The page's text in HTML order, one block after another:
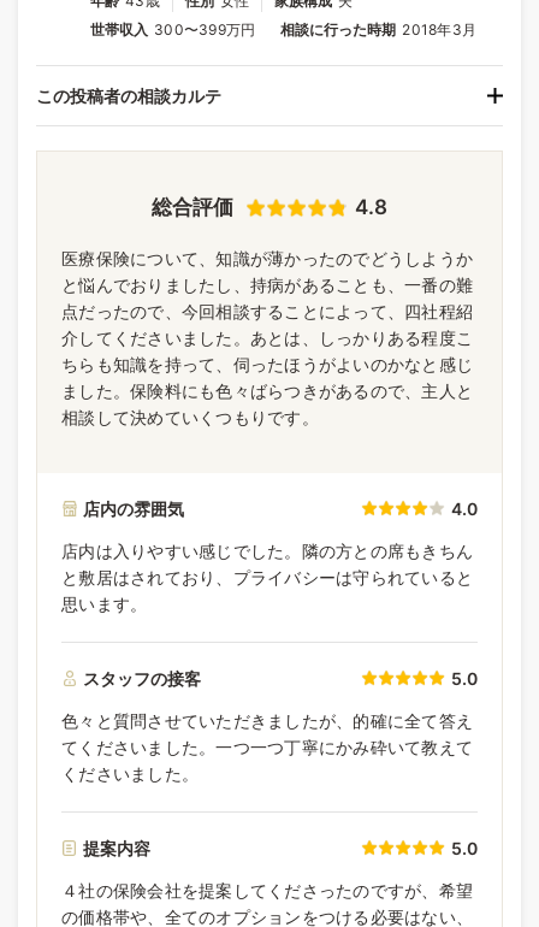
世帯収入 300〜399万円 相談に行った時期 2018年3月
この投稿者の相談カルテ
総合評価 4.8
医療保険について、知識が薄かったのでどうしようか
と悩んでおりましたし、持病があることも、一番の難
点だったので、今回相談することによって、四社程紹
介してくださいました。あとは、しっかりある程度こ
ちらも知識を持って、伺ったほうがよいのかなと感じ
ました。保険料にも色々ばらつきがあるので、主人と
相談して決めていくつもりです。
店内の雰囲気 4.0
店内は入りやすい感じでした。隣の方との席もきちん
と敷居はされており、プライバシーは守られていると
思います。
スタッフの接客 5.0
色々と質問させていただきましたが、的確に全て答え
てくださいました。一つ一つ丁寧にかみ砕いて教えて
くださいました。
提案内容 5.0
４社の保険会社を提案してくださったのですが、希望
の価格帯や、全てのオプションをつける必要はない、